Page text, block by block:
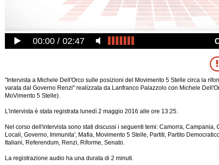
00:00 02:47
"Intervista a Michele Dell'Orco sulle posizioni del Movimento 5 Stelle circa la
varata dal Governo Renzi" realizzata da Lanfranco Palazzolo con Michele
MoVimento 5 Stelle).
L'intervista è stata registrata lunedì 2 maggio 2016 alle ore 13:25.
Nel corso dell'intervista sono stati discussi i seguenti temi: Camorra, Campania,
Locali, Governo, Immunita', Mafia, Movimento 5 Stelle, Partiti, Partito
Italiani, Referendum, Renzi, Riforme, Senato.
La registrazione audio ha una durata di 2 minuti.